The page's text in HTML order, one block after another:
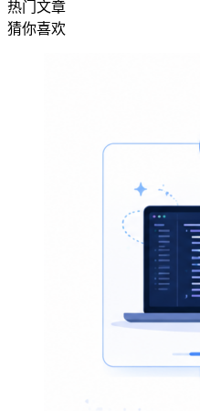
热门文章
猜你喜欢